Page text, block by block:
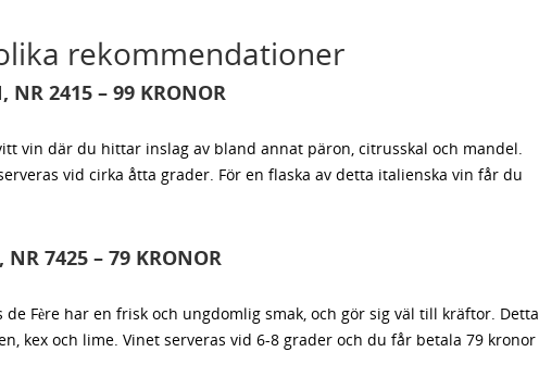
rekommendationer
NR 2415 – 99 KRONOR
vin där du hittar inslag av bland annat päron, citrusskal och mandel.
vid cirka åtta grader. För en flaska av detta italienska vin får du
NR 7425 – 79 KRONOR
Fère har en frisk och ungdomlig smak, och gör sig väl till kräftor. Detta
kex och lime. Vinet serveras vid 6-8 grader och du får betala 79 kronor